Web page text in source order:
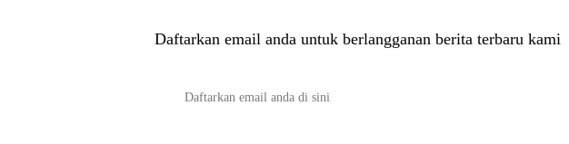
Daftarkan email anda untuk berlangganan berita terbaru kami